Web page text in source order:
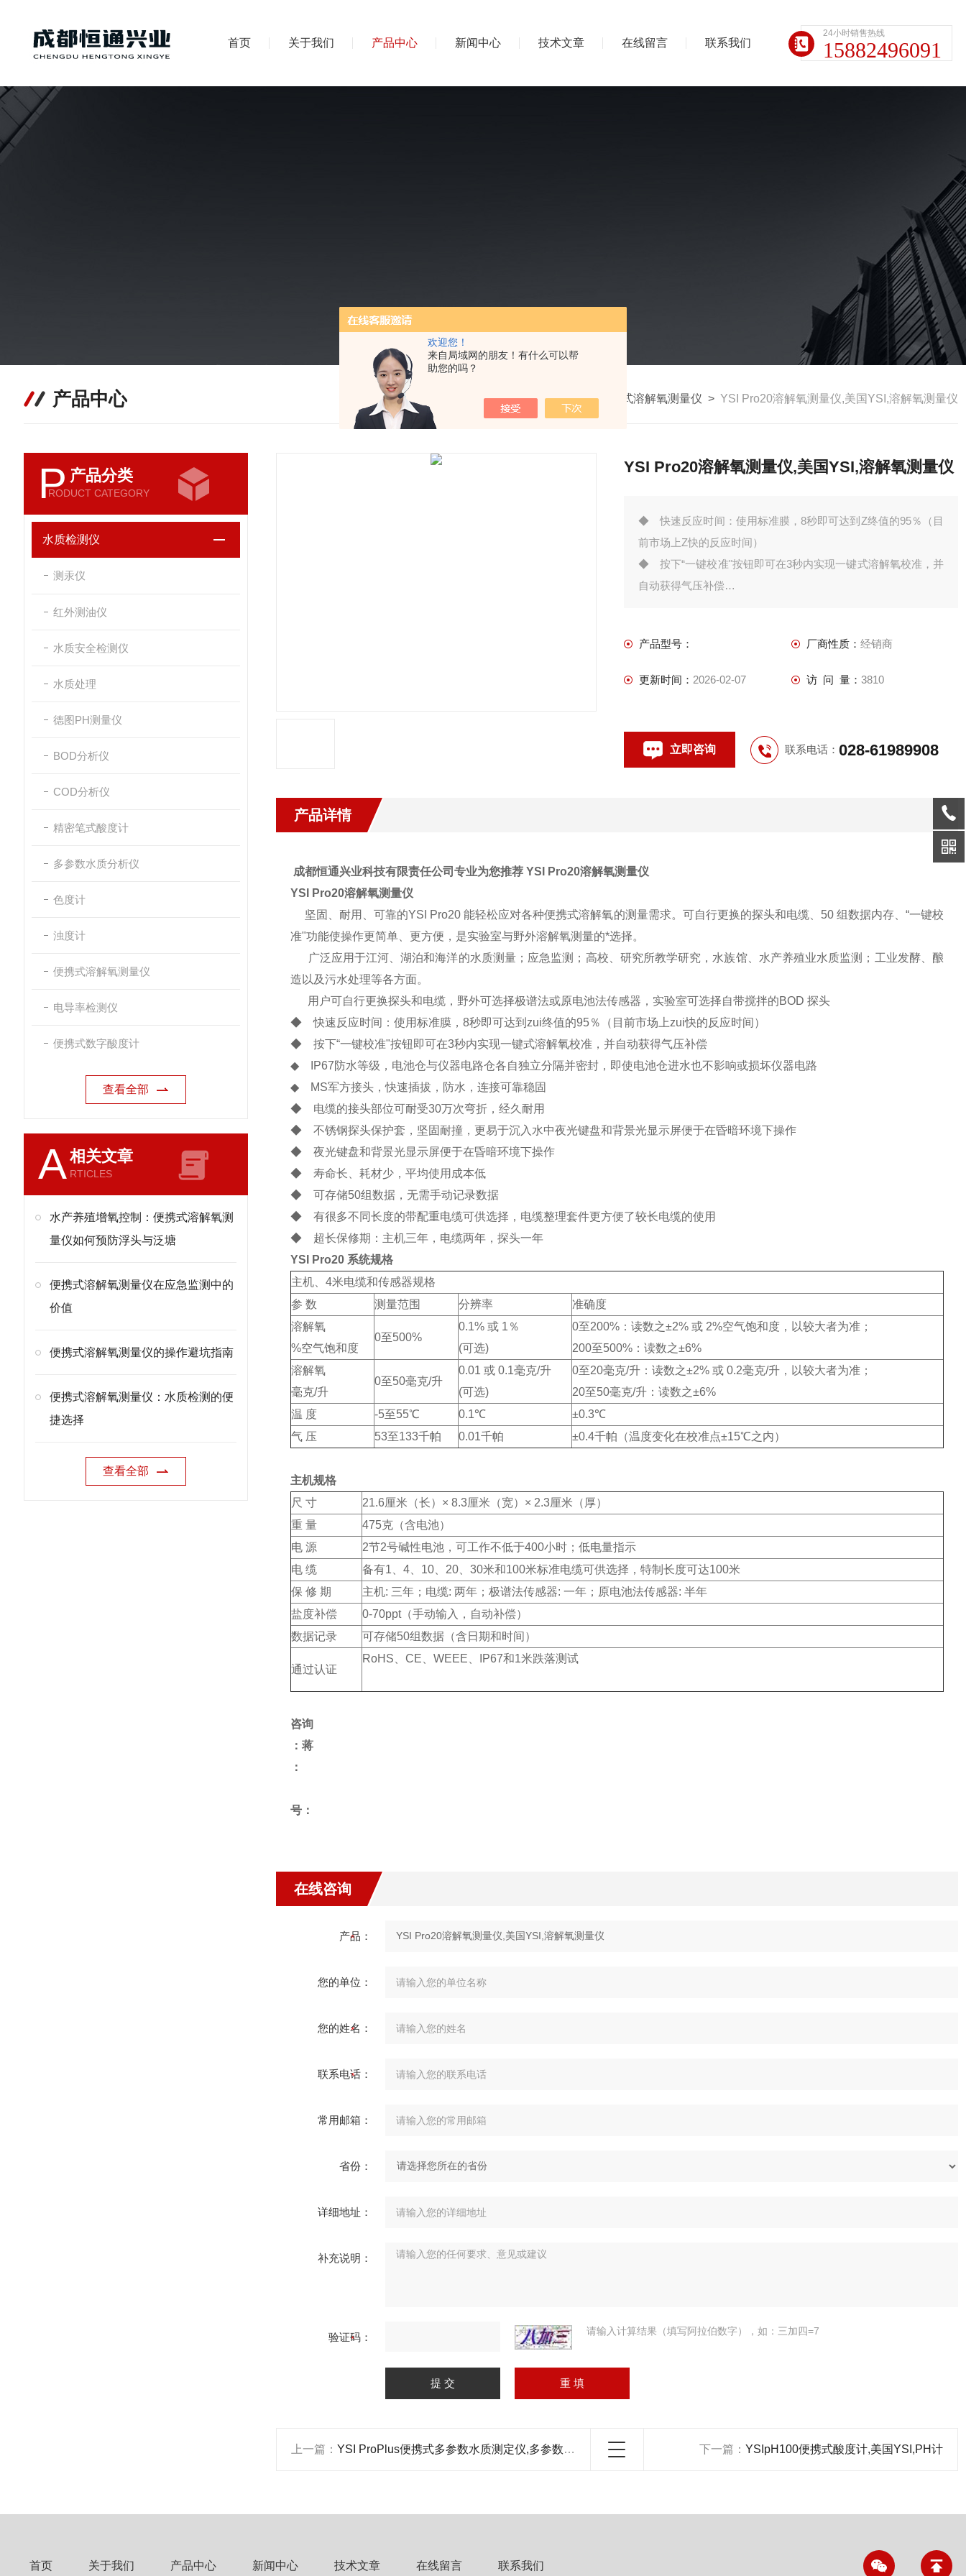
欢迎您！
来自局域网的朋友！有什么可以帮
助您的吗？
首页 关于我们 产品中心 新闻中心 技术文章 在线留言 联系我们
24小时销售热线
15882496091
产品中心 我的位置： 产品中心>水质检测仪> 便携式溶解氧测量仪 > YSI Pro20溶解氧测量仪,美国YSI,溶解氧测量仪
P 产品分类
RODUCT CATEGORY
水质检测仪
测汞仪
红外测油仪
水质安全检测仪
水质处理
德图PH测量仪
BOD分析仪
COD分析仪
精密笔式酸度计
多参数水质分析仪
色度计
浊度计
便携式溶解氧测量仪
电导率检测仪
便携式数字酸度计
查看全部
A相关文章
RTICLES
水产养殖增氧控制：便携式溶解氧测
量仪如何预防浮头与泛塘
便携式溶解氧测量仪在应急监测中的
价值
便携式溶解氧测量仪的操作避坑指南
便携式溶解氧测量仪：水质检测的便
捷选择
查看全部
YSI Pro20溶解氧测量仪,美国YSI,溶解氧测量仪
◆ 快速反应时间：使用标准膜，8秒即可达到Z终值的95％（目
前市场上Z快的反应时间）
◆ 按下“一键校准"按钮即可在3秒内实现一键式溶解氧校准，并
自动获得气压补偿
◆ MS军方接头，快速插拔，防水，连接可靠稳固
◆ 电缆的接头部位可耐受30万次弯折，经久耐用
产品型号： 厂商性质： 经销商
更新时间： 2026-02-07 访 问 量： 3810
立即咨询 联系电话： 028-61989908
产品详情
成都恒通兴业科技有限责任公司专业为您推荐 YSI Pro20溶解氧测量仪
YSI Pro20溶解氧测量仪
坚固、耐用、可靠的YSI Pro20 能轻松应对各种便携式溶解氧的测量需求。可自行更换的探头和电缆、50 组数据内存、“一键校
准"功能使操作更简单、更方便，是实验室与野外溶解氧测量的*选择。
广泛应用于江河、湖泊和海洋的水质测量；应急监测；高校、研究所教学研究，水族馆、水产养殖业水质监测；工业发酵、酿
造以及污水处理等各方面。
用户可自行更换探头和电缆，野外可选择极谱法或原电池法传感器，实验室可选择自带搅拌的BOD 探头
◆ 快速反应时间：使用标准膜，8秒即可达到zui终值的95％（目前市场上zui快的反应时间）
◆ 按下“一键校准"按钮即可在3秒内实现一键式溶解氧校准，并自动获得气压补偿
◆ IP67防水等级，电池仓与仪器电路仓各自独立分隔并密封，即使电池仓进水也不影响或损坏仪器电路
◆ MS军方接头，快速插拔，防水，连接可靠稳固
◆ 电缆的接头部位可耐受30万次弯折，经久耐用
◆ 不锈钢探头保护套，坚固耐撞，更易于沉入水中夜光键盘和背景光显示屏便于在昏暗环境下操作
◆ 夜光键盘和背景光显示屏便于在昏暗环境下操作
◆ 寿命长、耗材少，平均使用成本低
◆ 可存储50组数据，无需手动记录数据
◆ 有很多不同长度的带配重电缆可供选择，电缆整理套件更方便了较长电缆的使用
◆ 超长保修期：主机三年，电缆两年，探头一年
YSI Pro20 系统规格
主机、4米电缆和传感器规格
参 数
测量范围 分辨率
准确度
溶解氧
%空气饱和度
0至500%
0.1% 或 1％
(可选)
0至200%：读数之±2% 或 2%空气饱和度，以较大者为准；
200至500%：读数之±6%
溶解氧
毫克/升
0至50毫克/升
0.01 或 0.1毫克/升
(可选)
0至20毫克/升：读数之±2% 或 0.2毫克/升，以较大者为准；
20至50毫克/升：读数之±6%
温 度
-5至55℃ 0.1℃
±0.3℃
气 压
53至133千帕 0.01千帕 ±0.4千帕（温度变化在校准点±15℃之内）
主机规格
尺 寸
21.6厘米（长）× 8.3厘米（宽）× 2.3厘米（厚）
重 量
475克（含电池）
电 源
2节2号碱性电池，可工作不低于400小时；低电量指示
电 缆
备有1、4、10、20、30米和100米标准电缆可供选择，特制长度可达100米
保 修 期
主机: 三年；电缆: 两年；极谱法传感器: 一年；原电池法传感器: 半年
盐度补偿
0-70ppt（手动输入，自动补偿）
数据记录
可存储50组数据（含日期和时间）
通过认证
RoHS、CE、WEEE、IP67和1米跌落测试
咨询
：蒋
：
号：
在线咨询
产品：
您的单位：
您的姓名：
联系电话：
常用邮箱：
省份：
详细地址：
补充说明：
验证码： 请输入计算结果（填写阿拉伯数字），如：三加四=7
上一篇： YSI ProPlus便携式多参数水质测定仪,多参数水质测定仪 下一篇： YSIpH100便携式酸度计,美国YSI,PH计
首页 关于我们 产品中心 新闻中心 技术文章 在线留言 联系我们